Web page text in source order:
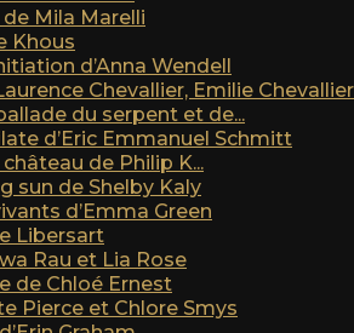
Mila Marelli
Khous
d’Anna Wendell
Chevallier, Emilie Chevallier
du serpent et de...
d’Eric Emmanuel Schmitt
de Philip K...
sun de Shelby Kaly
d’Emma Green
Libersart
Rau et Lia Rose
de Chloé Ernest
Pierce et Chlore Smys